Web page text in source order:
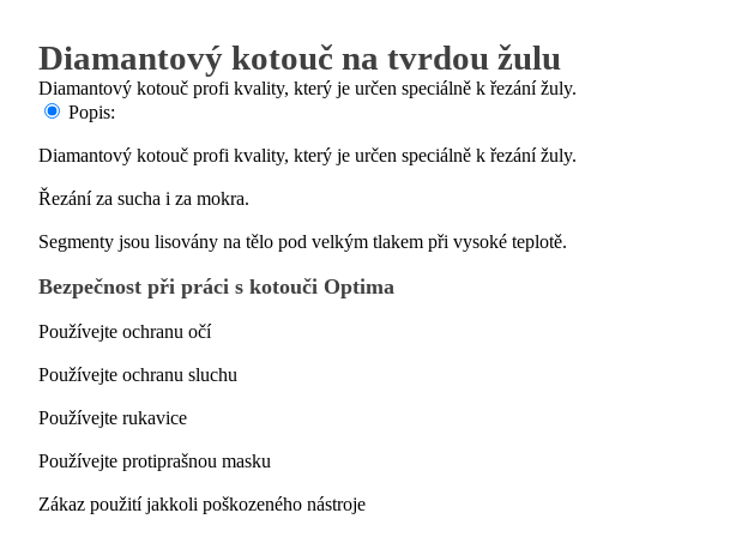
Diamantový kotouč na tvrdou žulu
Diamantový kotouč profi kvality, který je určen speciálně k řezání žuly.
Popis:
Diamantový kotouč profi kvality, který je určen speciálně k řezání žuly.
Řezání za sucha i za mokra.
Segmenty jsou lisovány na tělo pod velkým tlakem při vysoké teplotě.
Bezpečnost při práci s kotouči Optima
Používejte ochranu očí
Používejte ochranu sluchu
Používejte rukavice
Používejte protiprašnou masku
Zákaz použití jakkoli poškozeného nástroje